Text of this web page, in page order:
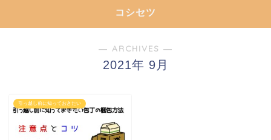
コシセツ
― ARCHIVES ―
2021年 9月
引っ越し前に知っておきたい